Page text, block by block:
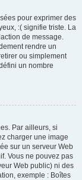
pour exprimer des
:( signifie triste. La
de message.
rendre un
ou simplement
un nombre
Par ailleurs, si
charger une image
sur un serveur Web
Vous ne pouvez pas
Web public) ni des
exemple : Boîtes